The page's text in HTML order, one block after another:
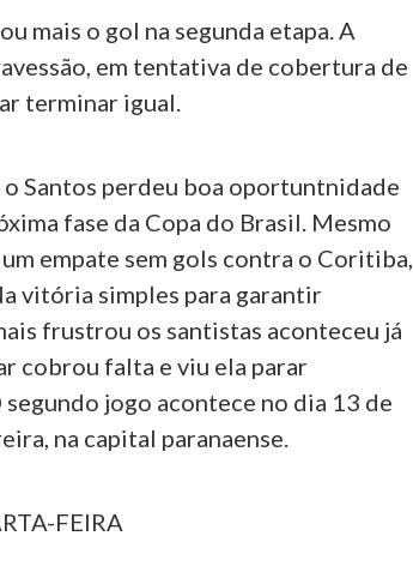
mais o gol na segunda etapa. A
em tentativa de cobertura de
terminar igual.
Santos perdeu boa oportuntnidade
fase da Copa do Brasil. Mesmo
empate sem gols contra o Coritiba,
vitória simples para garantir
frustrou os santistas aconteceu já
cobrou falta e viu ela parar
jogo acontece no dia 13 de
na capital paranaense.
FEIRA